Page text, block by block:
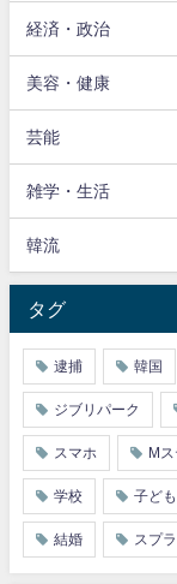
経済・政治
美容・健康
芸能
雑学・生活
韓流
タグ
逮捕 韓国
ジブリパーク
スマホ Mス
学校 子ども
結婚 スプ